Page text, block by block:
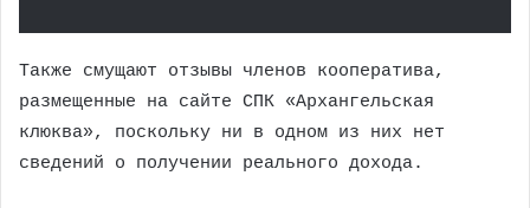
Также смущают отзывы членов кооператива,
размещенные на сайте СПК «Архангельская
клюква», поскольку ни в одном из них нет
сведений о получении реального дохода.